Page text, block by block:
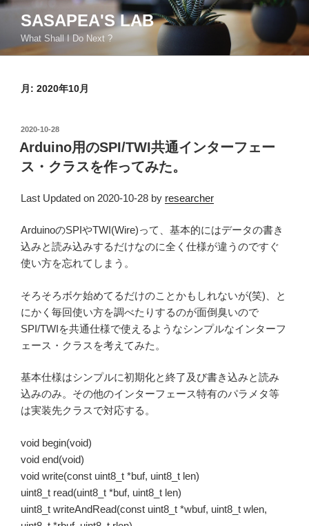
コ
ン
SASAPEA'S LAB
What Shall I Do Next ?
月: 2020年10月
投
稿
日:
2020-10-28
Arduino用のSPI/TWI共通インターフェー
ス・クラスを作ってみた。
Last Updated on 2020-10-28 by researcher
ArduinoのSPIやTWI(Wire)って、基本的にはデータの書き
込みと読み込みするだけなのに全く仕様が違うのですぐ
使い方を忘れてしまう。
そろそろボケ始めてるだけのことかもしれないが(笑)、と
にかく毎回使い方を調べたりするのが面倒臭いので
SPI/TWIを共通仕様で使えるようなシンプルなインターフ
ェース・クラスを考えてみた。
基本仕様はシンプルに初期化と終了及び書き込みと読み
込みのみ。その他のインターフェース特有のパラメタ等
は実装先クラスで対応する。
void begin(void)
void end(void)
void write(const uint8_t *buf, uint8_t len)
uint8_t read(uint8_t *buf, uint8_t len)
uint8_t writeAndRead(const uint8_t *wbuf, uint8_t wlen,